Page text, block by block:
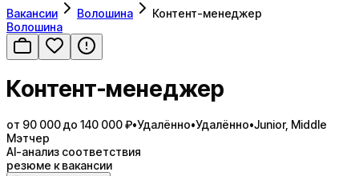
Вакансии Волошина
Контент-менеджер
Волошина
Контент-менеджер
от 90 000 до 140 000 ₽•Удалённо•Удалённо•Junior, Middle
Мэтчер
AI-анализ соответствия
резюме к вакансии